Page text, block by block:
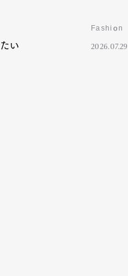
い
Fashion
2026.07.29